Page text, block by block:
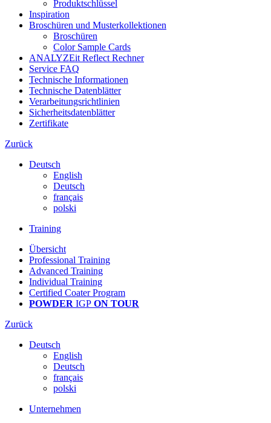
Produktschlüssel
Inspiration
Broschüren und Musterkollektionen
Broschüren
Color Sample Cards
ANALYZEit Reflect Rechner
Service FAQ
Technische Informationen
Technische Datenblätter
Verarbeitungsrichtlinien
Sicherheitsdatenblätter
Zertifikate
Zurück
Deutsch
English
Deutsch
français
polski
Training
Übersicht
Professional Training
Advanced Training
Individual Training
Certified Coater Program
POWDER IGP ON TOUR
Zurück
Deutsch
English
Deutsch
français
polski
Unternehmen